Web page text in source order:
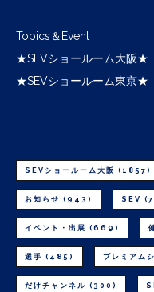
Topics＆Event
★SEVショールーム大阪★
★SEVショールーム東京★
SEVショールーム大阪 (1857)
お知らせ (943) SEV
イベント・出展 (669)
選手 (485) プレミアム
だけチャンネル (300)